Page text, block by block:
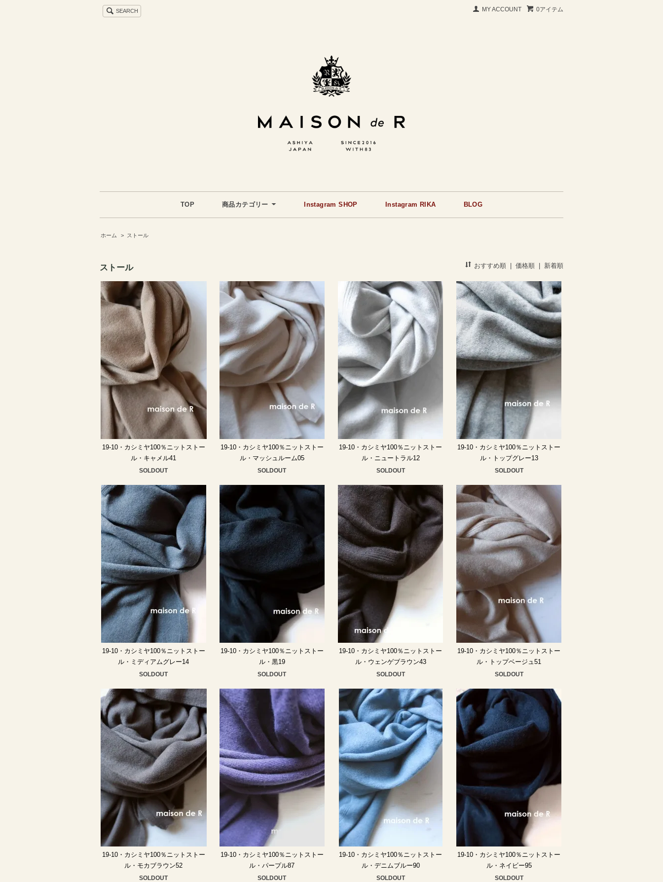
0アイテム
MY ACCOUNT
SEARCH
TOP 商品カテゴリー Instagram SHOP Instagram RIKA BLOG
ホーム > ストール
ストール おすすめ順 価格順 新着順
19-10・カシミヤ100％ニットストー
ル・キャメル41
SOLDOUT
19-10・カシミヤ100％ニットストー
ル・マッシュルーム05
SOLDOUT
19-10・カシミヤ100％ニットストー
ル・ニュートラル12
SOLDOUT
19-10・カシミヤ100％ニットストー
ル・トップグレー13
SOLDOUT
19-10・カシミヤ100％ニットストー
ル・ミディアムグレー14
SOLDOUT
19-10・カシミヤ100％ニットストー
ル・黒19
SOLDOUT
19-10・カシミヤ100％ニットストー
ル・ウェンゲブラウン43
SOLDOUT
19-10・カシミヤ100％ニットストー
ル・トップベージュ51
SOLDOUT
19-10・カシミヤ100％ニットストー
ル・モカブラウン52
SOLDOUT
19-10・カシミヤ100％ニットストー
ル・パープル87
SOLDOUT
19-10・カシミヤ100％ニットストー
ル・デニムブルー90
SOLDOUT
19-10・カシミヤ100％ニットストー
ル・ネイビー95
SOLDOUT